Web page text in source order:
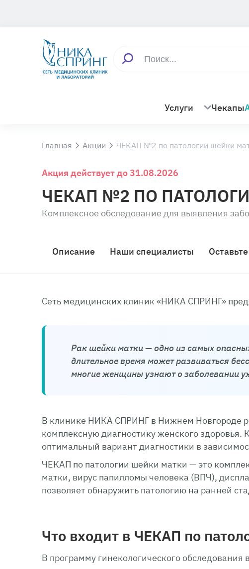
Услуги Чекапы
Главная Акции ЧЕКАП №2 по патологии шейки
Акция действует до 31.08.2026
ЧЕКАП №2 ПО
Комплексное обследование для выявления
Описание Наши специалисты
Сеть медицинских клиник «НИКА СПРИНГ»
Рак шейки матки — одно из самых
длительное время может развиваться
многие женщины узнают о заболевании
В клинике НИКА СПРИНГ в Нижнем Новгороде
комплексную диагностику женского
оптимальный вариант диагностики в
ЧЕКАП по патологии шейки матки — это
матки, вирус папилломы человека (ВПЧ),
позволяет обнаружить патологию на ранней
Что входит в ЧЕКАП по
В программу гинекологического обследования